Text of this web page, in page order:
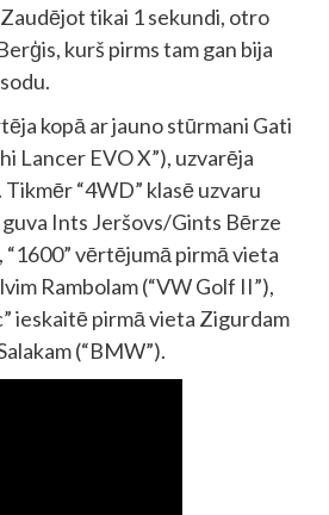
tikai 1 sekundi, otro
kurš pirms tam gan bija
kopā ar jauno stūrmani Gati
Lancer EVO X”), uzvarēja
Tikmēr “4WD” klasē uzvaru
guva Ints Jeršovs/Gints Bērze
“1600” vērtējumā pirmā vieta
Rambolam (“VW Golf II”),
ieskaitē pirmā vieta Zigurdam
(“BMW”).